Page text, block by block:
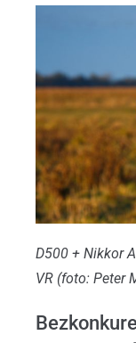
D500 + Nikkor
VR (foto: Peter